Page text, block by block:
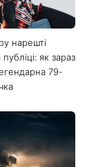
нарешті
як зараз
79-